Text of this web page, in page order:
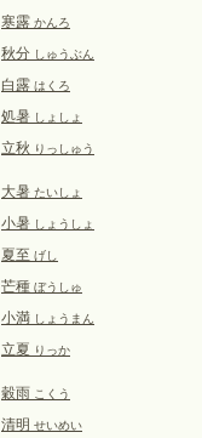
寒露 かんろ
秋分 しゅうぶん
白露 はくろ
処暑 しょしょ
立秋 りっしゅう
大暑 たいしょ
小暑 しょうしょ
夏至 げし
芒種 ぼうしゅ
小満 しょうまん
立夏 りっか
穀雨 こくう
清明 せいめい